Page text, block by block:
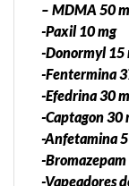
– MDMA 50
-Paxil 10 mg
-Donormyl 15
-Fentermina
-Efedrina 30
-Captagon 30
-Anfetamina
-Bromazepam
-Vapeadores